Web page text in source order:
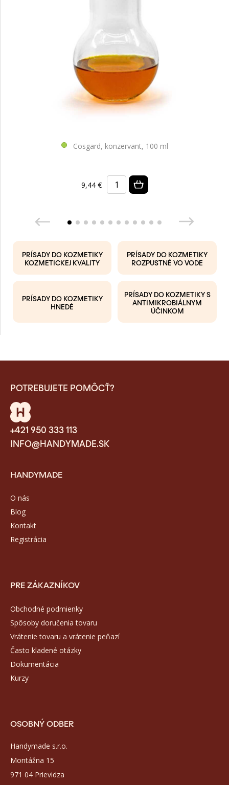
Cosgard, konzervant, 100 ml
9,44 €
PRÍSADY DO KOZMETIKY
KOZMETICKEJ KVALITY
PRÍSADY DO KOZMETIKY
ROZPUSTNÉ VO VODE
PRÍSADY DO KOZMETIKY
HNEDÉ
PRÍSADY DO KOZMETIKY S
ANTIMIKROBIÁLNYM
ÚČINKOM
POTREBUJETE POMÔCŤ?
+421 950 333 113
INFO@HANDYMADE.SK
HANDYMADE
O nás
Blog
Kontakt
Registrácia
PRE ZÁKAZNÍKOV
Obchodné podmienky
Spôsoby doručenia tovaru
Vrátenie tovaru a vrátenie peňazí
Často kladené otázky
Dokumentácia
Kurzy
OSOBNÝ ODBER
Handymade s.r.o.
Montážna 15
971 04 Prievidza